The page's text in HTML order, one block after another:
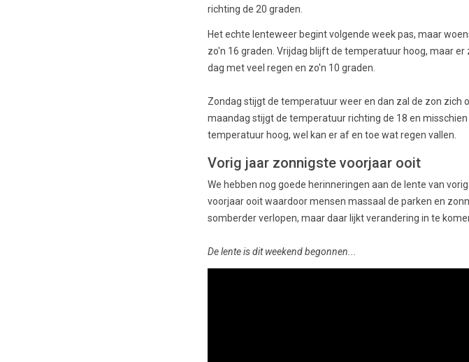
richting de 20 graden.
Het echte lenteweer begint volgende week pas, maar
zo'n 16 graden. Vrijdag blijft de temperatuur hoog, maar
dag met veel regen en zo'n 10 graden.
Zondag stijgt de temperatuur weer en dan zal de zon zich
maandag stijgt de temperatuur richting de 18 en
temperatuur hoog, wel kan er af en toe wat regen vallen.
Vorig jaar zonnigste voorjaar ooit
We hebben nog goede herinneringen aan de lente van
voorjaar ooit waardoor mensen massaal de parken en
somberder verlopen, maar daar lijkt verandering in te
De lente is dit weekend begonnen...